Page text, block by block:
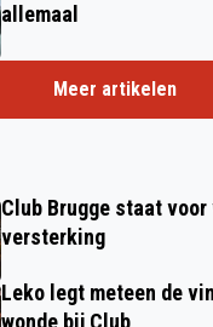
allemaal
Meer artikelen
Club Brugge staat
versterking
Leko legt meteen de
wonde bij Club